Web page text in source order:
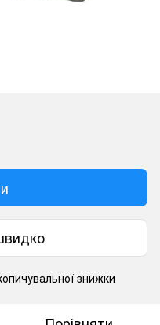
знижки